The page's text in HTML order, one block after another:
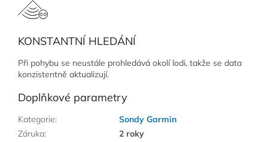
KONSTANTNÍ HLEDÁNÍ
Při pohybu se neustále prohledává okolí lodi, takže se data
konzistentně aktualizují.
Doplňkové parametry
Kategorie:
Sondy Garmin
Záruka:
2 roky